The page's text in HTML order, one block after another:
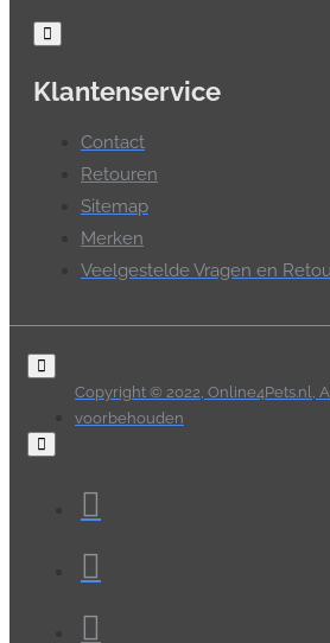
Klantenservice
Contact
Retouren
Sitemap
Merken
Veelgestelde Vragen en
Copyright © 2022, Online4Pets.nl,
voorbehouden